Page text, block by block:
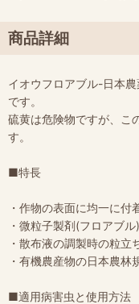
商品詳細
イオウフロアブル-日本
です。
硫黄は危険物ですが、こ
す。
■特長
・作物の表面に均一に付
・微粒子製剤(フロアブ
・散布液の調製時の粒立
・有機農産物の日本農林
■適用病害虫と使用方法